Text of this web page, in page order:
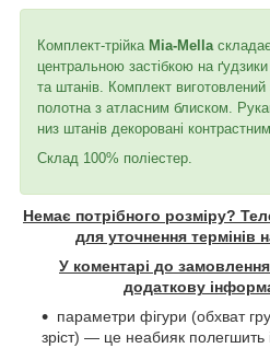
Комплект-трійка Mia-Mella
центральною застібкою на
та штанів. Комплект виготовлений
полотна з атласним блиском.
низ штанів декоровані
Склад 100% поліестер.
Немає потрібного розміру?
для уточнення термінів
У коментарі до
додаткову
параметри фігури (обхват
зріст) — це неабияк полегшить